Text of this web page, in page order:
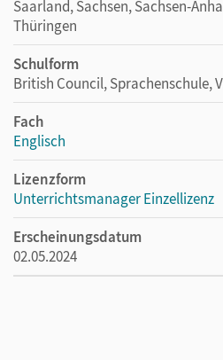
Saarland, Sachsen, Sachsen-
Thüringen
Schulform
British Council, Sprachenschule,
Fach
Englisch
Lizenzform
Unterrichtsmanager Einzellizenz
Erscheinungsdatum
02.05.2024